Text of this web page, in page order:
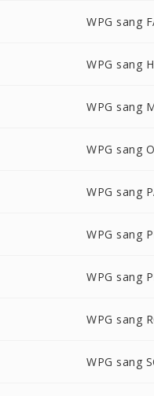
WPG sang
WPG sang
WPG sang
WPG sang
WPG sang
WPG sang
WPG sang
WPG sang
WPG sang